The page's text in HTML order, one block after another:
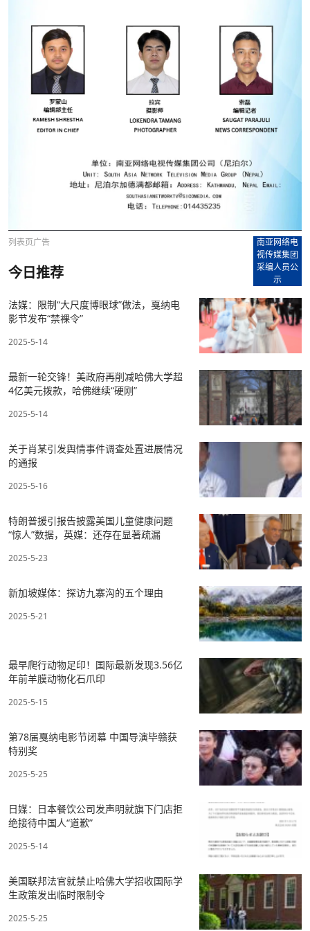
列表页广告
南亚网络电
视传媒集团
采编人员公
示
今日推荐
法媒：限制“大尺度博眼球”做法，戛纳电
影节发布“禁裸令”
2025-5-14
最新一轮交锋！美政府再削减哈佛大学超
4亿美元拨款，哈佛继续“硬刚”
2025-5-14
关于肖某引发舆情事件调查处置进展情况
的通报
2025-5-16
特朗普援引报告披露美国儿童健康问题
“惊人”数据，英媒：还存在显著疏漏
2025-5-23
新加坡媒体：探访九寨沟的五个理由
2025-5-21
最早爬行动物足印！国际最新发现3.56亿
年前羊膜动物化石爪印
2025-5-15
第78届戛纳电影节闭幕 中国导演毕赣获
特别奖
2025-5-25
日媒：日本餐饮公司发声明就旗下门店拒
绝接待中国人“道歉”
2025-5-14
美国联邦法官就禁止哈佛大学招收国际学
生政策发出临时限制令
2025-5-25